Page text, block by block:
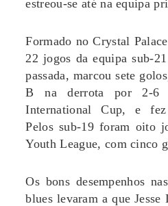
estreou-se até na equipa
Formado no Crystal
22 jogos da equipa sub-
passada, marcou sete
B na derrota por 2-6
International Cup, e fez
Pelos sub-19 foram oito
Youth League, com cinco
Os bons desempenhos
blues levaram a que